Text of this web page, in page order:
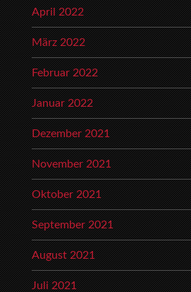
April 2022
März 2022
Februar 2022
Januar 2022
Dezember 2021
November 2021
Oktober 2021
September 2021
August 2021
Juli 2021